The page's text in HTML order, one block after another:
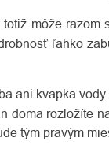
môže razom
ľahko
ani kvapka
rozložíte
tým pravým